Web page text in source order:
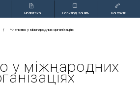
Бібліотека Розклад занять Контакти
Членство у міжнародних організаціях
у міжнародних